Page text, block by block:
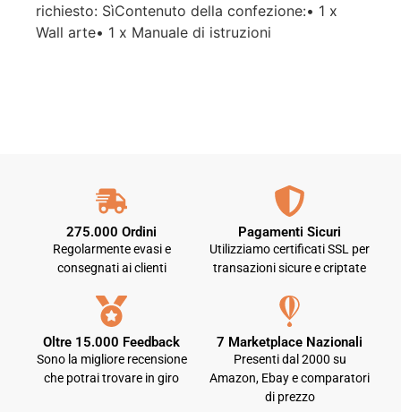
richiesto: SìContenuto della confezione:• 1 x
Wall arte• 1 x Manuale di istruzioni
275.000 Ordini
Regolarmente evasi e
consegnati ai clienti
Pagamenti Sicuri
Utilizziamo certificati SSL per
transazioni sicure e criptate
Oltre 15.000 Feedback
Sono la migliore recensione
che potrai trovare in giro
7 Marketplace Nazionali
Presenti dal 2000 su
Amazon, Ebay e comparatori
di prezzo